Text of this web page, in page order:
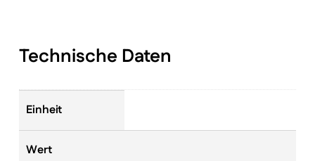
Technische Daten
Einheit
Wert